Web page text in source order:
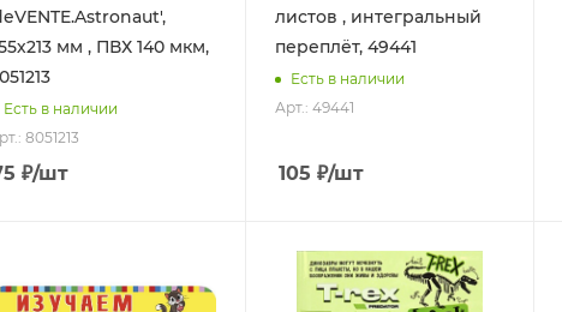
мм , ПВХ 140 мкм,
Есть в наличии
8051213
₽/шт
листов , интегральный
переплёт, 49441
Есть в наличии
Арт.: 49441
105 ₽/шт